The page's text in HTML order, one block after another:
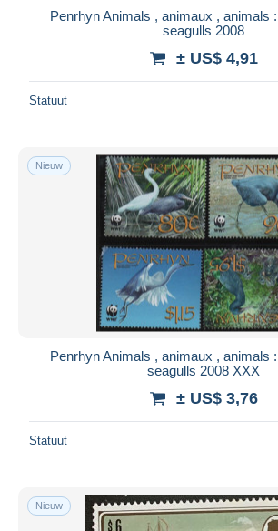
Penrhyn Animals , animaux , animals
seagulls 2008
± US$ 4,91
Statuut
Nieuw
Penrhyn Animals , animaux , animals
seagulls 2008 XXX
± US$ 3,76
Statuut
Nieuw